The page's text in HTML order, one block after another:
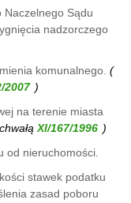
Naczelnego Sądu
nadzorczego
komunalnego. (
)
na terenie miasta
)
od nieruchomości.
stawek podatku
zasad poboru